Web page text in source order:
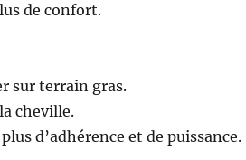
de confort.
sur terrain gras.
cheville.
d’adhérence et de puissance.